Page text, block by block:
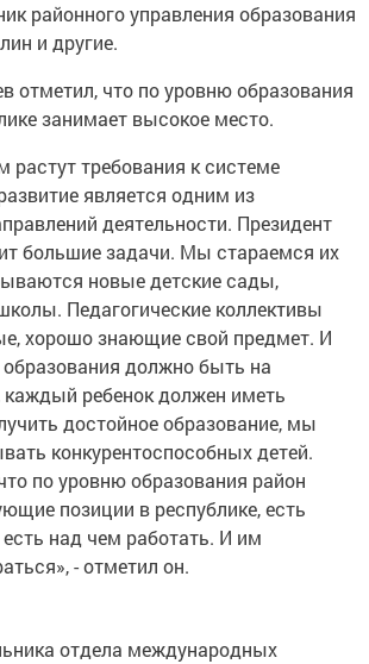
районного управления образования
и другие.
отметил, что по уровню образования
занимает высокое место.
требования к системе
является одним из
деятельности. Президент
большие задачи. Мы стараемся их
новые детские сады,
Педагогические коллективы
хорошо знающие свой предмет. И
образования должно быть на
ребенок должен иметь
достойное образование, мы
конкурентоспособных детей.
по уровню образования район
позиции в республике, есть
над чем работать. И им
- отметил он.
отдела международных